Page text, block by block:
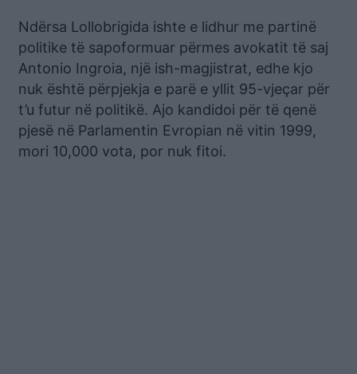
Ndërsa Lollobrigida ishte e lidhur me partinë
politike të sapoformuar përmes avokatit të saj
Antonio Ingroia, një ish-magjistrat, edhe kjo
nuk është përpjekja e parë e yllit 95-vjeçar për
t’u futur në politikë. Ajo kandidoi për të qenë
pjesë në Parlamentin Evropian në vitin 1999,
mori 10,000 vota, por nuk fitoi.